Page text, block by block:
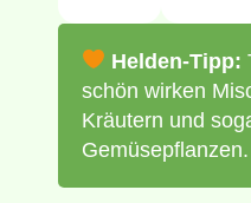
Helden-Tipp:
schön wirken
Kräutern und
Gemüsepflanzen.